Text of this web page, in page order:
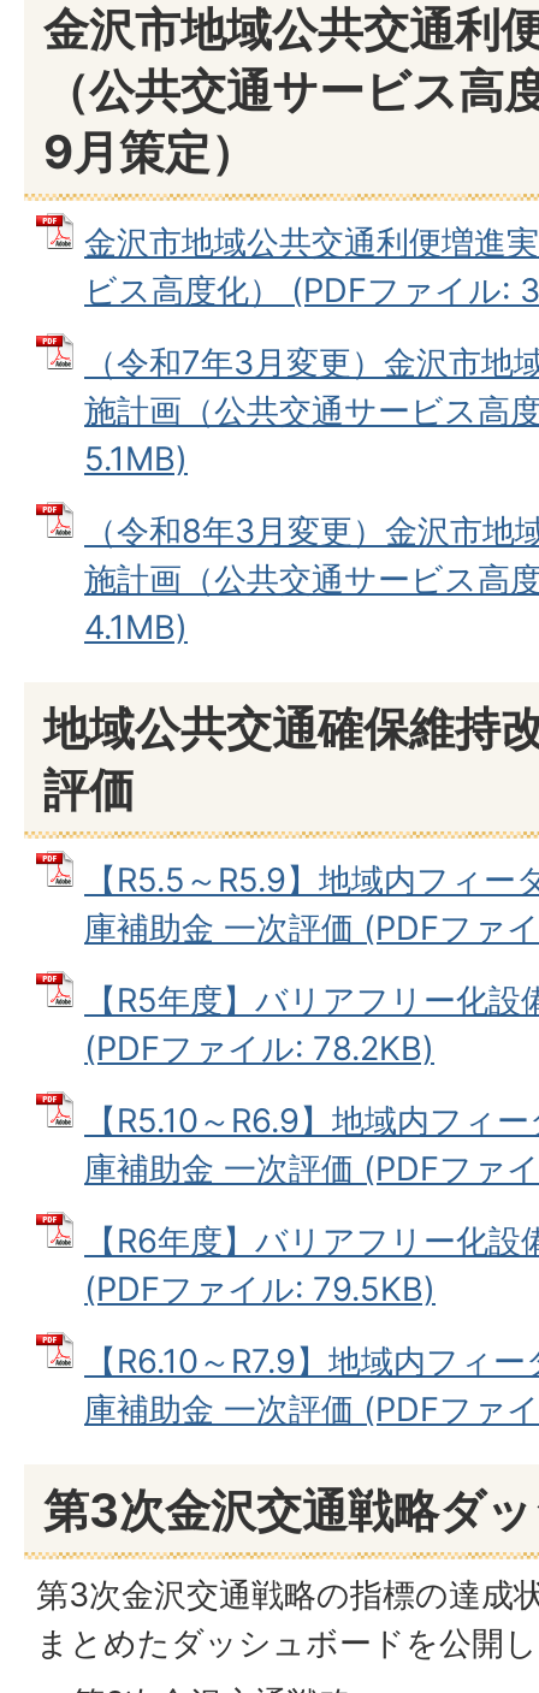
金沢市地域公共交通利
（公共交通サービス高
9月策定）
金沢市地域公共交通利便増進
ビス高度化） (PDFファイル:
（令和7年3月変更）金沢市地
施計画（公共交通サービス高
5.1MB)
（令和8年3月変更）金沢市地
施計画（公共交通サービス高
4.1MB)
地域公共交通確保維持
評価
【R5.5～R5.9】地域内フィ
庫補助金 一次評価 (PDFファ
【R5年度】バリアフリー化
(PDFファイル: 78.2KB)
【R5.10～R6.9】地域内フィ
庫補助金 一次評価 (PDFファ
【R6年度】バリアフリー化
(PDFファイル: 79.5KB)
【R6.10～R7.9】地域内フィ
庫補助金 一次評価 (PDFファ
第3次金沢交通戦略ダ
第3次金沢交通戦略の指標の達成
まとめたダッシュボードを公開